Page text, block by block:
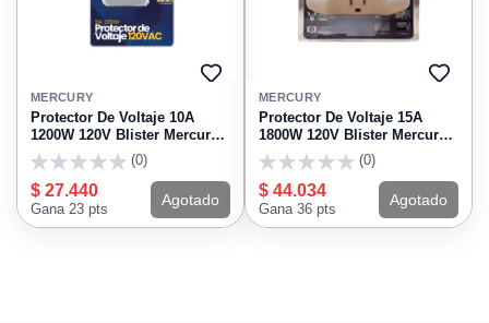
AGREGAR
FAVORITOS
MERCURY
Protector De Voltaje 10A
1200W 120V Blister Mercury
ECA112
(0)
$ 27.440
Gana 23 pts
Agotado
MERCURY
Protector De Voltaje 15A
1800W 120V Blister Mercury
ECA146
(0)
$ 44.034
Gana 36 pts
Agotado